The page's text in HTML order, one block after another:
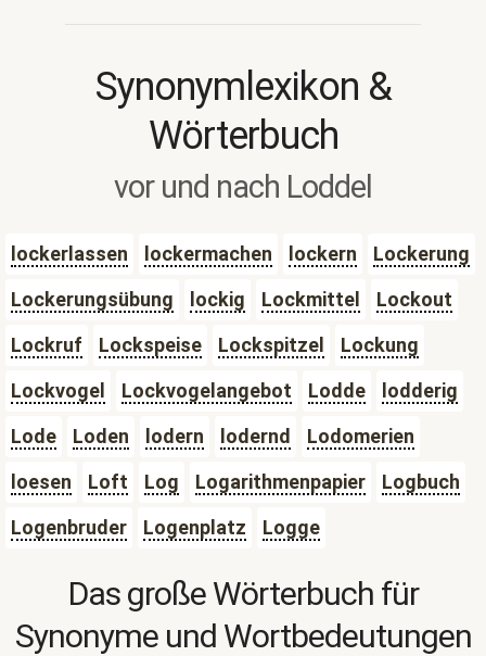
Synonymlexikon &
Wörterbuch
vor und nach Loddel
lockerlassen lockermachen lockern
Lockerung
Lockerungsübung
lockig Lockmittel
Lockout
Lockruf
Lockspeise Lockspitzel
Lockung
Lockvogel
Lockvogelangebot Lodde
lodderig
Lode
Loden lodern lodernd
Lodomerien
loesen
Loft Log Logarithmenpapier
Logbuch
Logenbruder
Logenplatz Logge
Das große Wörterbuch für
Synonyme und Wortbedeutungen